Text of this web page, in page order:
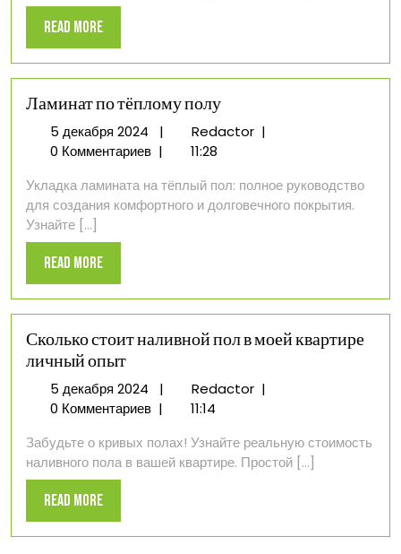
Read MoreRead
More
Ламинат по тёплому полу
5 декабря 20245
декабря
| RedactorЛаминат
полу
|
0 Комментариев |
11:28
Укладка ламината на тёплый пол: полное руководство
для создания комфортного и долговечного покрытия.
Узнайте [...]
Read MoreRead
More
Сколько стоит наливной пол в моей квартире
личный опыт
5 декабря 20245
декабря
| RedactorСколько
пол
в
|
0 Комментариев |
11:14
Забудьте о кривых полах! Узнайте реальную стоимость
наливного пола в вашей квартире. Простой [...]
Read MoreRead
More